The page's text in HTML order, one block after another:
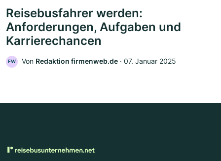
Reisebusfahrer werden:
Anforderungen, Aufgaben und
Karrierechancen
FW Von Redaktion firmenweb.de ‧ 07. Januar 2025